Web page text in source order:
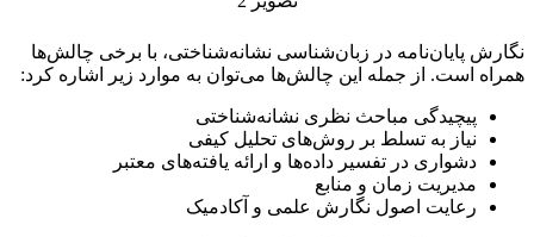
نگارش پایان‌نامه در زبان‌شناسی نشانه‌شناختی، با برخی چالش‌ها
همراه است. از جمله این چالش‌ها می‌توان به موارد زیر اشاره کرد:
پیچیدگی مباحث نظری نشانه‌شناختی
نیاز به تسلط بر روش‌های تحلیل کیفی
دشواری در تفسیر داده‌ها و ارائه یافته‌های معتبر
مدیریت زمان و منابع
رعایت اصول نگارش علمی و آکادمیک